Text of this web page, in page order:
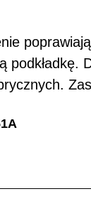
podkładkę.